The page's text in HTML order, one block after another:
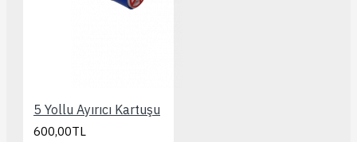
5 Yollu Ayırıcı Kartuşu
600,00TL